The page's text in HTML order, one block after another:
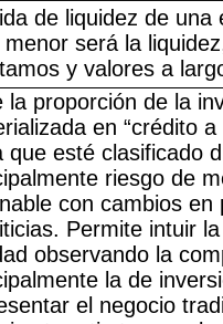
de liquidez de
menor será la
y valores a
la proporción de la
en “crédito
que esté clasificado
riesgo de
con cambios
Permite intuir
observando la
la de
el negocio